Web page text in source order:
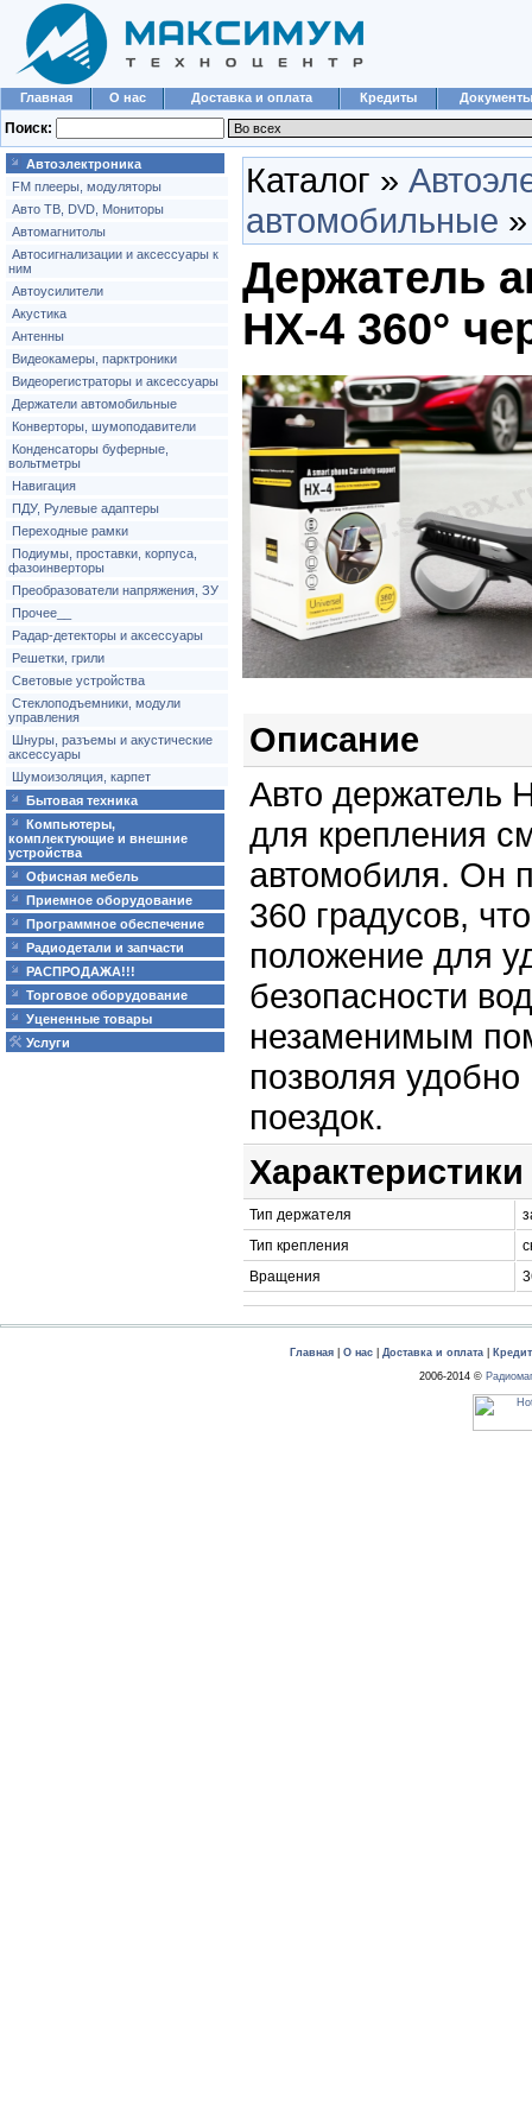
Главная О нас Доставка и оплата Кредиты Документы
Поиск:
Автоэлектроника
FM плееры, модуляторы
Авто ТВ, DVD, Мониторы
Автомагнитолы
Автосигнализации и аксессуары к
ним
Автоусилители
Акустика
Антенны
Видеокамеры, парктроники
Видеорегистраторы и аксессуары
Держатели автомобильные
Конверторы, шумоподавители
Конденсаторы буферные,
вольтметры
Навигация
ПДУ, Рулевые адаптеры
Переходные рамки
Подиумы, проставки, корпуса,
фазоинверторы
Преобразователи напряжения, ЗУ
Прочее__
Радар-детекторы и аксессуары
Решетки, грили
Световые устройства
Стеклоподъемники, модули
управления
Шнуры, разъемы и акустические
аксессуары
Шумоизоляция, карпет
Бытовая техника
Компьютеры,
комплектующие и внешние
устройства
Офисная мебель
Приемное оборудование
Программное обеспечение
Радиодетали и запчасти
РАСПРОДАЖА!!!
Торговое оборудование
Уцененные товары
Услуги
Каталог »
автомобильные
Держатель
HX-4 360°
Описание
Авто держатель
для крепления
автомобиля. Он
360 градусов,
положение для
безопасности
незаменимым
позволяя
поездок.
Характеристики
Тип держателя
Тип крепления
Вращения
Главная О нас Доставка и оплата
2006-2014 ©